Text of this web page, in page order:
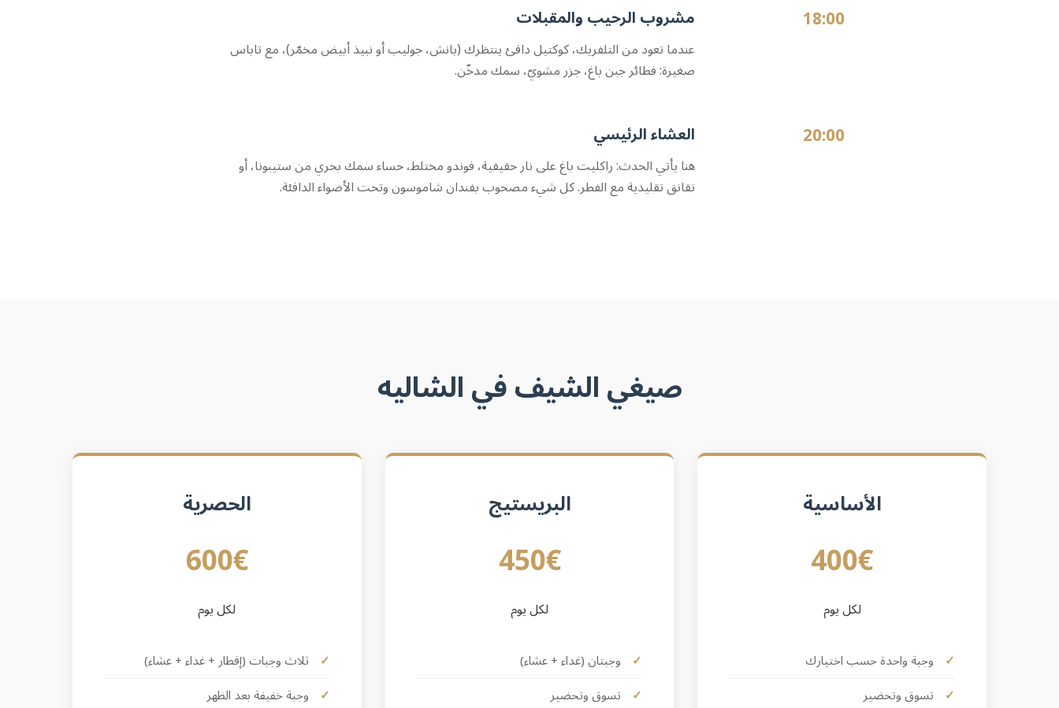
18:00 مشروب الرحيب والمقبلات
عندما تعود من التلفريك، كوكتيل دافئ ينتظرك (بانش، جوليب أو نبيذ أبيض مخمّر)، مع تاباس
صغيرة: فطائر جبن باغ، جزر مشويّ، سمك مدخّن.
20:00 العشاء الرئيسي
هنا يأتي الحدث: راكليت باغ على نار حقيقية، فوندو مختلط، حساء سمك بحري من ستيبونا، أو
نقانق تقليدية مع الفطر. كل شيء مصحوب بفندان شاموسون وتحت الأضواء الدافئة.
صيغي الشيف في الشاليه
الأساسية
400€
لكل يوم
وجبة واحدة حسب اختيارك
تسوق وتحضير
البريستيج
450€
لكل يوم
وجبتان (غداء + عشاء)
تسوق وتحضير
الحصرية
600€
لكل يوم
ثلاث وجبات (إفطار + غداء + عشاء)
وجبة خفيفة بعد الظهر